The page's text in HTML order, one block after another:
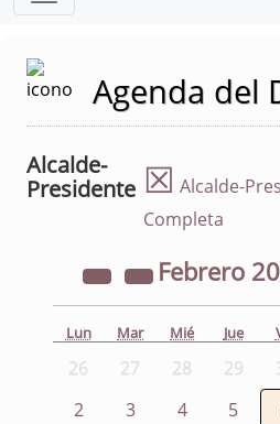
Agenda del
Alcalde-
Presidente ☒ Alcalde-
Completa
Febrero
Lun Mar Mié Jue
26 27 28 29
2
3 4 5